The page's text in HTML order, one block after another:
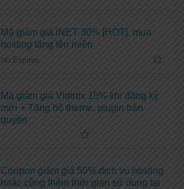
Mã giảm giá iNET 30% [HOT], mua
hosting tặng tên miền
No Expires
Mã giảm giá Vietnix 15% khi đăng ký
mới + Tặng bộ theme, plugin bản
quyền
Coupon giảm giá 50% dịch vụ hosting
hoặc cộng thêm thời gian sử dụng tại